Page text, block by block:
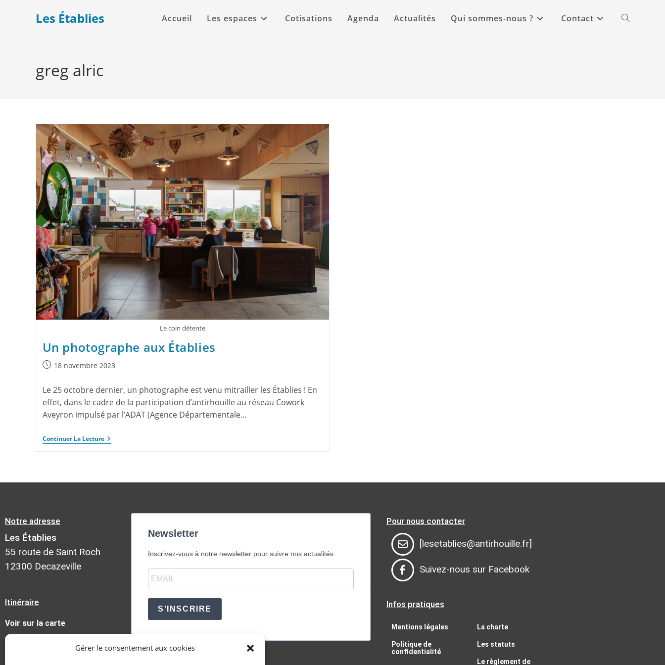
Gérer le consentement aux cookies
Les Établies Accueil Les espaces Cotisations Agenda Actualités Qui sommes-nous ? Contact
greg alric
Le coin détente
Un photographe aux Établies
18 novembre 2023
Le 25 octobre dernier, un photographe est venu mitrailler les Établies ! En
effet, dans le cadre de la participation d’antirhouille au réseau Cowork
Aveyron impulsé par l’ADAT (Agence Départementale…
Continuer La Lecture
Notre adresse
Les Établies
55 route de Saint Roch
12300 Decazeville
Itinéraire
Voir sur la carte
Newsletter
Inscrivez-vous à notre newsletter pour suivre nos actualités.
S'INSCRIRE
Pour nous contacter
[lesetablies@antirhouille.fr]
Suivez-nous sur Facebook
Infos pratiques
Mentions légales
Politique de
confidentialité
La charte
Les statuts
Le règlement de